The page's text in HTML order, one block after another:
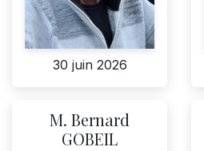
30 juin 2026
M. Bernard
GOBEIL